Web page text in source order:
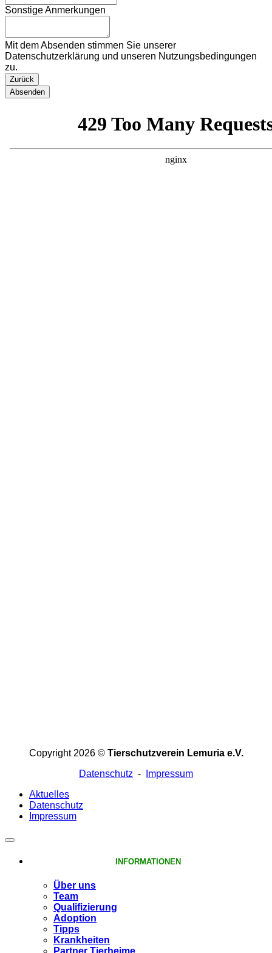
Contact
Sonstige Anmerkungen
Mit dem Absenden stimmen Sie unserer
Datenschutzerklärung und unseren Nutzungsbedingungen
zu.
Zurück
Absenden
Copyright 2026 © Tierschutzverein Lemuria e.V.
Datenschutz -
Impressum
Aktuelles
Datenschutz
Impressum
INFORMATIONEN
Über uns
Team
Qualifizierung
Adoption
Tipps
Krankheiten
Partner Tierheime